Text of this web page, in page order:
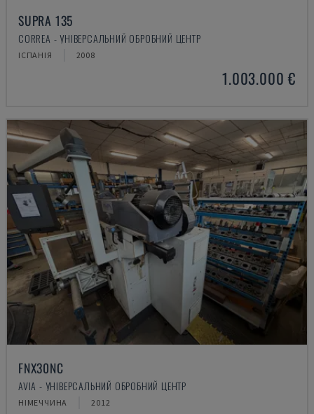
SUPRA 135
CORREA - УНІВЕРСАЛЬНИЙ ОБРОБНИЙ ЦЕНТР
ІСПАНІЯ 2008
1.003.000 €
FNX30NC
AVIA - УНІВЕРСАЛЬНИЙ ОБРОБНИЙ ЦЕНТР
НІМЕЧЧИНА 2012